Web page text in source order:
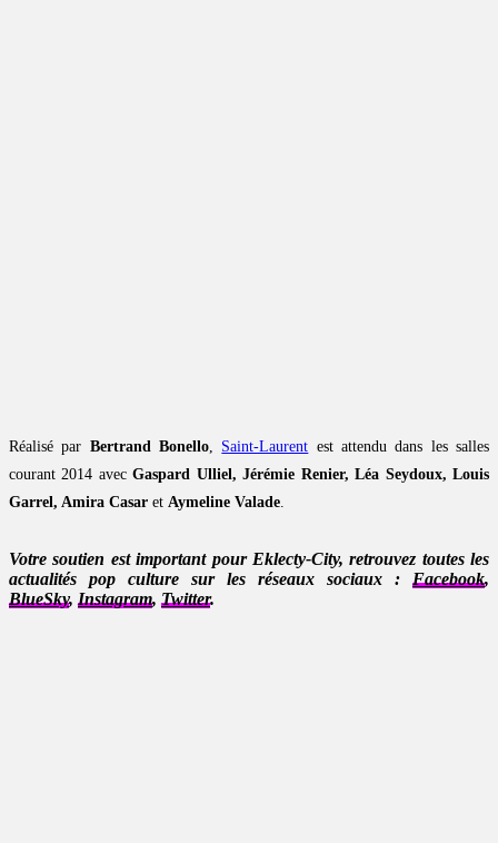
Réalisé par Bertrand Bonello, Saint-Laurent est attendu dans les salles
courant 2014 avecGaspard Ulliel, Jérémie Renier, Léa Seydoux, Louis
Garrel, Amira Casar et Aymeline Valade.
Votre soutien est important pour Eklecty-City, retrouvez toutes les
actualités pop culture sur les réseaux sociaux : Facebook,
BlueSky, Instagram, Twitter.